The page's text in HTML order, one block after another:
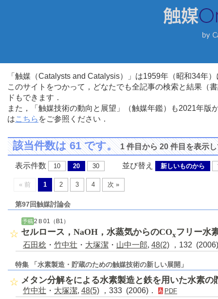
「触媒（Catalysts and Catalysis）」は1959年（昭和34年
このサイトをつかって，どなたでも全記事の検索と結果（
ドもできます．
また，「触媒技術の動向と展望」（触媒年鑑）も2021年
はこちら をご参照ください．
該当件数は 61 です。1 件目から 20 件目を表示
表示件数 10 20 30 並び替え 新しいものから
« 前 1 2 3 4 次 »
第97回触媒討論会
予稿 2Ｂ01（B1）
セルロース，NaOH，水蒸気からのCOxフリー水
石田稔 ・ 竹中壮 ・ 大塚潔 ・ 山中一郎, 48(2) ，132
特集 「水素製造・貯蔵のための触媒技術の新しい展開」
メタン分解をによる水素製造と鉄を用いた水素の
竹中壮 ・ 大塚潔, 48(5) ，333 (2006)． PDF